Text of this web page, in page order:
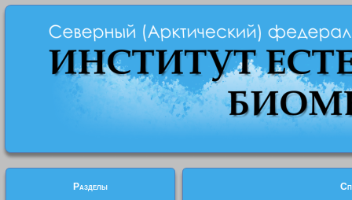
Разделы